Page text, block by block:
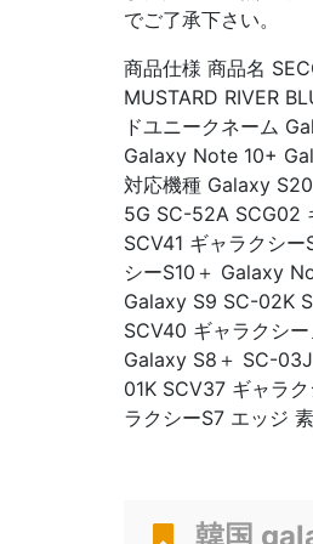
でご了承下さい。
商品仕様 商品名
MUSTARD RIVER
ドユニークネーム
Galaxy Note 10+
対応機種 Galaxy
5G SC-52A SCG02
SCV41 ギャラクシ
シーS10＋ Galaxy
Galaxy S9 SC-02K
SCV40 ギャラクシ
Galaxy S8＋ SC-
01K SCV37 ギャラ
ラクシーS7 エッジ
韓国